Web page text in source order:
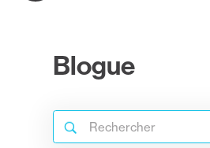
Blogue
Search
for:Rechercher